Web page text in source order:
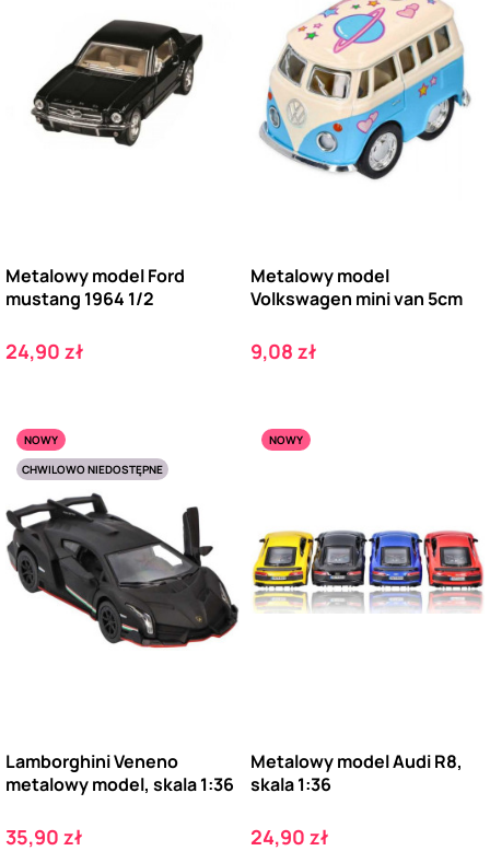
Metalowy model Ford
mustang 1964 1/2
Cena
24,90 zł
Metalowy model
Volkswagen mini van 5cm
Cena
9,08 zł
NOWY
CHWILOWO NIEDOSTĘPNE
Lamborghini Veneno
metalowy model, skala 1:36
Cena
35,90 zł
NOWY
Metalowy model Audi R8,
skala 1:36
Cena
24,90 zł